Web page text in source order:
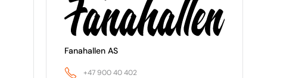
Fanahallen AS
+47 900 40 402